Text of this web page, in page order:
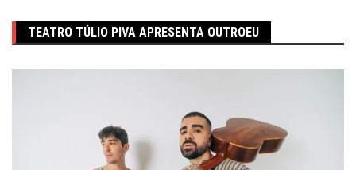
TEATRO TÚLIO PIVA APRESENTA OUTROEU